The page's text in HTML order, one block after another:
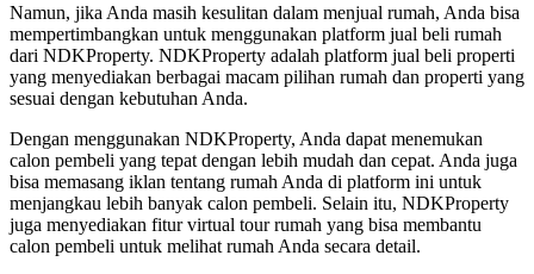
Namun, jika Anda masih kesulitan dalam menjual rumah, Anda bisa
mempertimbangkan untuk menggunakan platform jual beli rumah
dari NDKProperty. NDKProperty adalah platform jual beli properti
yang menyediakan berbagai macam pilihan rumah dan properti yang
sesuai dengan kebutuhan Anda.
Dengan menggunakan NDKProperty, Anda dapat menemukan
calon pembeli yang tepat dengan lebih mudah dan cepat. Anda juga
bisa memasang iklan tentang rumah Anda di platform ini untuk
menjangkau lebih banyak calon pembeli. Selain itu, NDKProperty
juga menyediakan fitur virtual tour rumah yang bisa membantu
calon pembeli untuk melihat rumah Anda secara detail.